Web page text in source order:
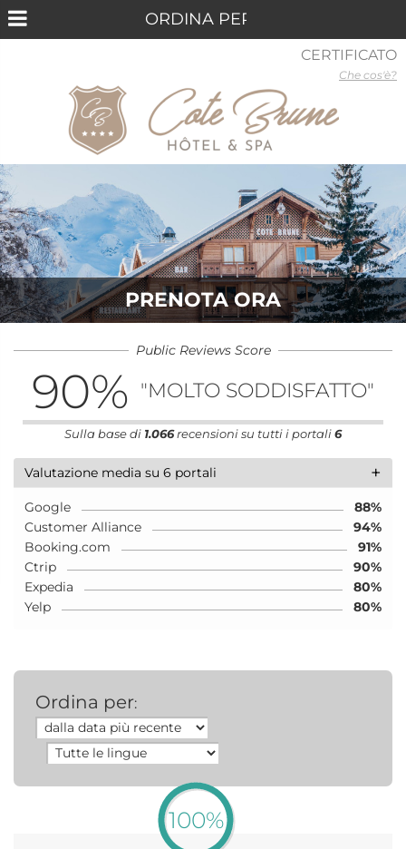
PRENOTA ORA
Public Reviews Score
90% "MOLTO SODDISFATTO"
Sulla base di 1.066recensioni su tutti i portali6
+
Valutazione media su 6 portali
Google
88%
Customer Alliance
94%
Booking.com
91%
Ctrip
90%
Expedia
80%
Yelp
80%
Ordina per:
100%
CERTIFICATO
Che cos'è?